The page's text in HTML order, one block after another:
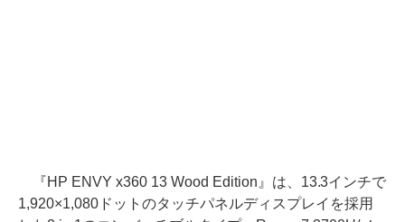
『HP ENVY x360 13 Wood Edition』は、13.3インチで
1,920×1,080ドットのタッチパネルディスプレイを採用